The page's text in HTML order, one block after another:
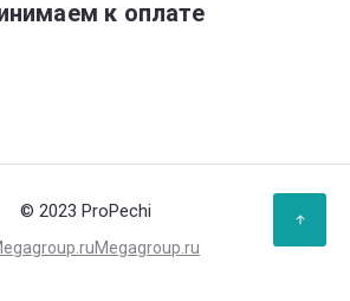
к оплате
© 2023 ProPechi
Megagroup.ru